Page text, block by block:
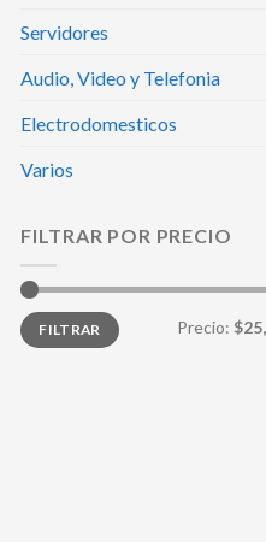
Servidores
Audio, Video y Telefonia
Electrodomesticos
Varios
FILTRAR POR PRECIO
Precio
mínimo
Precio
máximo
FILTRAR Precio: